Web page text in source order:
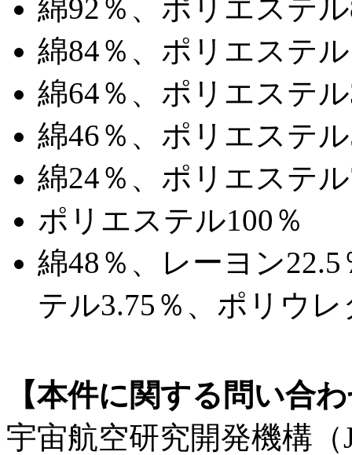
綿92％、ポリエステ
綿84％、ポリエステ
綿64％、ポリエステ
綿46％、ポリエステ
綿24％、ポリエステ
ポリエステル100％
綿48％、レーヨン
テル3.75％、ポリウレ
【本件に関する問い合
宇宙航空研究開発機構